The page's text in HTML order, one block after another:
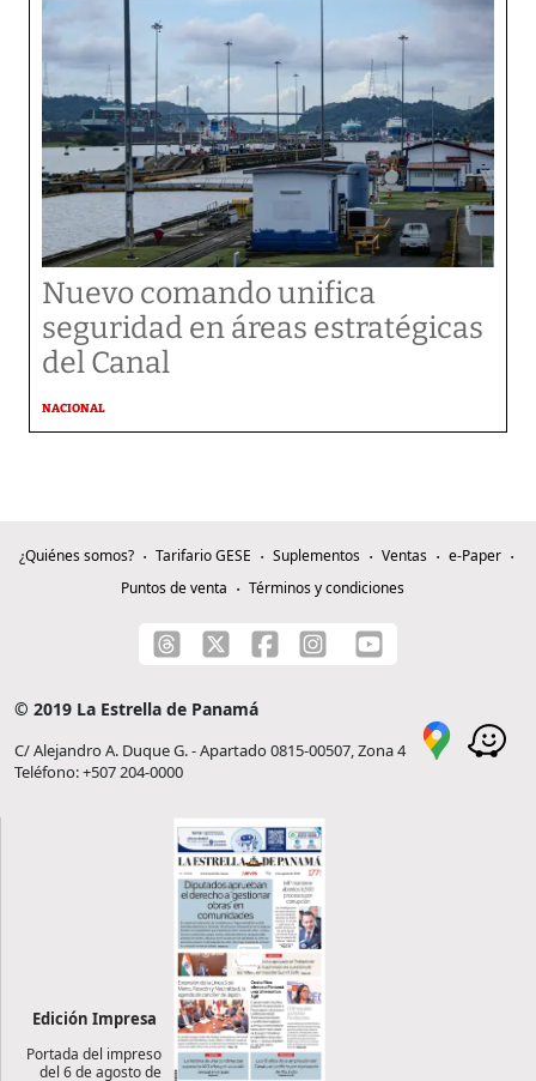
Nuevo comando unifica
seguridad en áreas estratégicas
del Canal
NACIONAL
¿Quiénes somos? Tarifario GESE Suplementos Ventas
e-Paper
Puntos de venta
Términos y condiciones
© 2019 La Estrella de Panamá
C/ Alejandro A. Duque G. - Apartado 0815-00507, Zona 4
Teléfono: +507 204-0000
Edición Impresa
Portada del impreso
del 6 de agosto de